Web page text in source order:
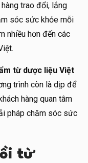
trao đổi, lắng
sóc sức khỏe mỗi
nhiều hơn đến các
từ dược liệu Việt
trình còn là dịp để
hàng quan tâm
pháp chăm sóc sức
từ